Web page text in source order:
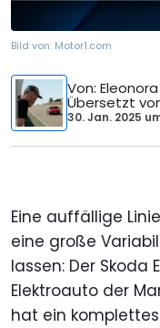
Bild von: Motor1.com
Von: Eleonora
Übersetzt
30. Jan. 2025
Eine auffällige
eine große
lassen: Der Skoda
Elektroauto der
hat ein